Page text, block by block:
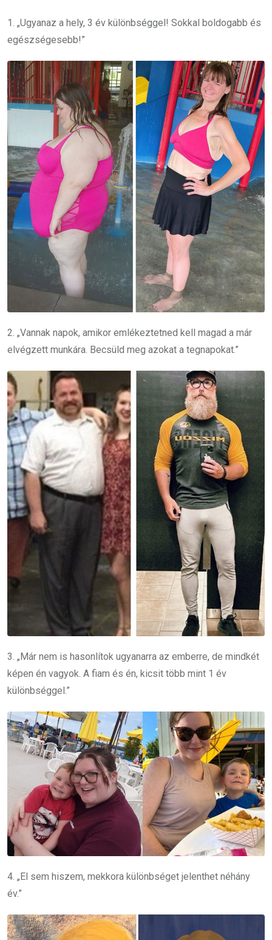
1. „Ugyanaz a hely, 3 év különbséggel! Sokkal boldogabb és
egészségesebb!”
2. „Vannak napok, amikor emlékeztetned kell magad a már
elvégzett munkára. Becsüld meg azokat a tegnapokat.”
3. „Már nem is hasonlítok ugyanarra az emberre, de mindkét
képen én vagyok. A fiam és én, kicsit több mint 1 év
különbséggel.”
4. „El sem hiszem, mekkora különbséget jelenthet néhány
év.”